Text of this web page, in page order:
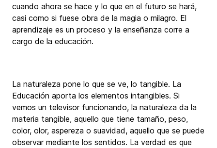
cuando ahora se hace y lo que en el futuro se hará,
casi como si fuese obra de la magia o milagro. El
aprendizaje es un proceso y la enseñanza corre a
cargo de la educación.
La naturaleza pone lo que se ve, lo tangible. La
Educación aporta los elementos intangibles. Si
vemos un televisor funcionando, la naturaleza da la
materia tangible, aquello que tiene tamaño, peso,
color, olor, aspereza o suavidad, aquello que se puede
observar mediante los sentidos. La verdad es que